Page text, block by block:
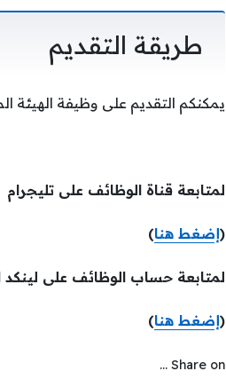
طريقة التقديم
يمكنكم التقديم على وظيفة الهيئة
لمتابعة قناة الوظائف على تليجرام
(إضغط هنا)
لمتابعة حساب الوظائف على
(إضغط هنا)
Share on ...